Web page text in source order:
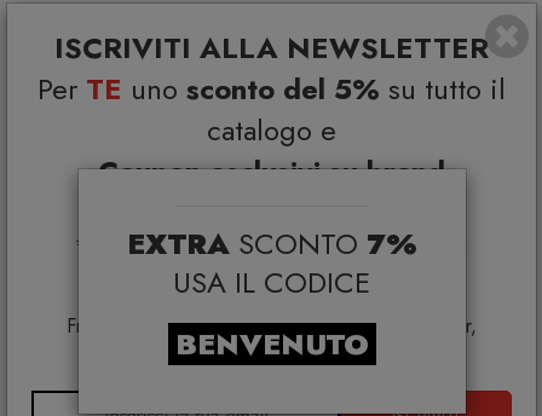
ISCRIVITI ALLA NEWSLETTER
Per TE uno sconto del 5% su tutto il
catalogo e
Coupon esclusivi su brand
*Coupon non cumulabile con altre promo e non
applicabile su:
Smeg, Bontempi Casa, Samsonite, BBB Italia,
Franke, Gufram, Memphis, Plust, Samsung, Faber,
Dunavox, Zafferano, VG, Slide
EXTRA SCONTO 7%
USA IL CODICE
BENVENUTO
€ 111,00 € 146,00